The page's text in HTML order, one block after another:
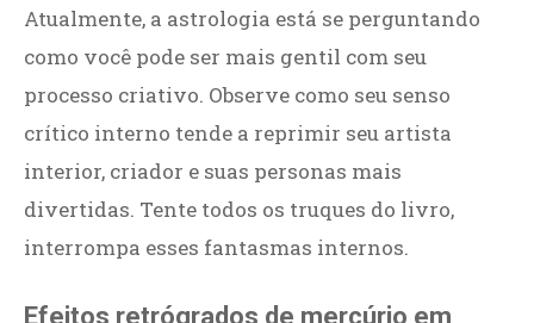
Atualmente, a astrologia está se perguntando
como você pode ser mais gentil com seu
processo criativo. Observe como seu senso
crítico interno tende a reprimir seu artista
interior, criador e suas personas mais
divertidas. Tente todos os truques do livro,
interrompa esses fantasmas internos.
Efeitos retrógrados de mercúrio em